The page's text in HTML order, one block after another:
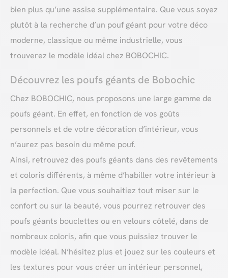
bien plus qu’une assise supplémentaire. Que vous soyez
plutôt à la recherche d’un pouf géant pour votre déco
moderne, classique ou même industrielle, vous
trouverez le modèle idéal chez BOBOCHIC.
Découvrez les poufs géants de Bobochic
Chez BOBOCHIC, nous proposons une large gamme de
poufs géant. En effet, en fonction de vos goûts
personnels et de votre décoration d’intérieur, vous
n’aurez pas besoin du même pouf.
Ainsi, retrouvez des poufs géants dans des revêtements
et coloris différents, à même d’habiller votre intérieur à
la perfection. Que vous souhaitiez tout miser sur le
confort ou sur la beauté, vous pourrez retrouver des
poufs géants bouclettes ou en velours côtelé, dans de
nombreux coloris, afin que vous puissiez trouver le
modèle idéal. N’hésitez plus et jouez sur les couleurs et
les textures pour vous créer un intérieur personnel,